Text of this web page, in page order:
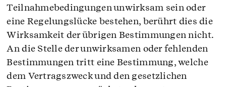
Teilnahmebedingungen unwirksam sein oder
eine Regelungslücke bestehen, berührt dies die
Wirksamkeit der übrigen Bestimmungen nicht.
An die Stelle der unwirksamen oder fehlenden
Bestimmungen tritt eine Bestimmung, welche
dem Vertragszweck und den gesetzlichen